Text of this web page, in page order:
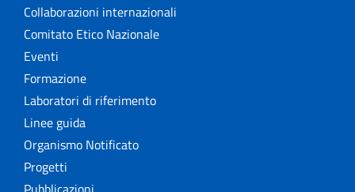
Collaborazioni internazionali
Comitato Etico Nazionale
Eventi
Formazione
Laboratori di riferimento
Linee guida
Organismo Notificato
Progetti